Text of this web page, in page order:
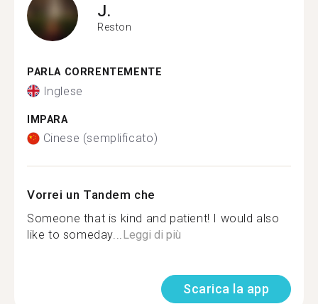
J.
Reston
PARLA CORRENTEMENTE
Inglese
IMPARA
Cinese (semplificato)
Vorrei un Tandem che
Someone that is kind and patient! I would also
like to someday...Leggi di più
Scarica la app